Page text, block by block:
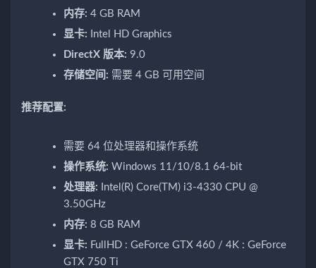
内存: 4 GB RAM
显卡: Intel HD Graphics
DirectX 版本: 9.0
存储空间: 需要 4 GB 可用空间
推荐配置:
需要 64 位处理器和操作系统
操作系统: Windows 11/10/8.1 64-bit
处理器: Intel(R) Core(TM) i3-4330 CPU @
3.50GHz
内存: 8 GB RAM
显卡: FullHD : GeForce GTX 460 / 4K : GeForce
GTX 750 Ti